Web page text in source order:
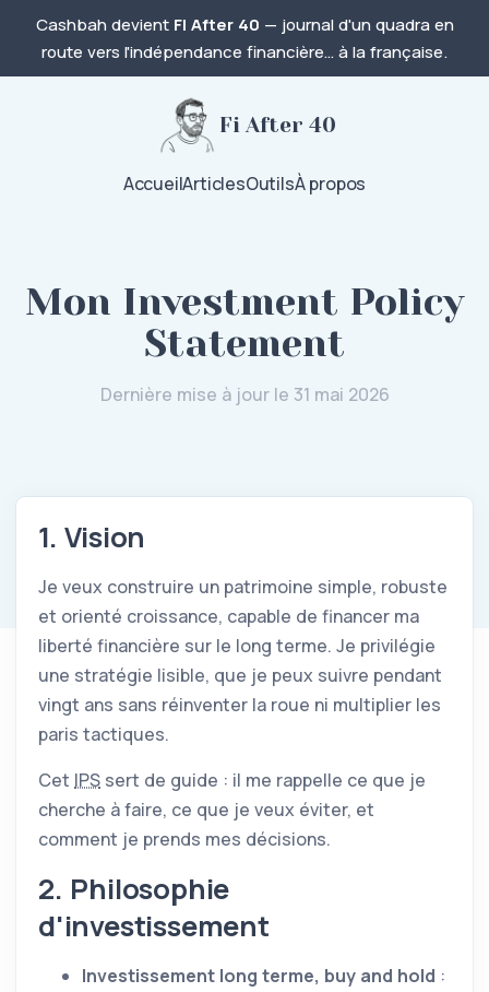
Cashbah devient FI After 40 — journal d'un quadra en
route vers l'indépendance financière… à la française.
Fi After 40
AccueilArticlesOutilsÀ propos
Mon Investment Policy
Statement
Dernière mise à jour le 31 mai 2026
1. Vision
Je veux construire un patrimoine simple, robuste
et orienté croissance, capable de financer ma
liberté financière sur le long terme. Je privilégie
une stratégie lisible, que je peux suivre pendant
vingt ans sans réinventer la roue ni multiplier les
paris tactiques.
Cet IPS sert de guide : il me rappelle ce que je
cherche à faire, ce que je veux éviter, et
comment je prends mes décisions.
2. Philosophie
d'investissement
Investissement long terme, buy and hold :